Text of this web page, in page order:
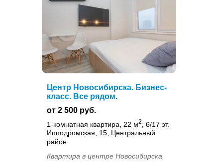
Центр Новосибирска. Бизнес-
класс. Все рядом.
от 2 500 руб.
1-комнатная квартира, 22 м2
, 6/17 эт.
Ипподромская, 15, Центральный
район
Квартира в центре Новосибирска,